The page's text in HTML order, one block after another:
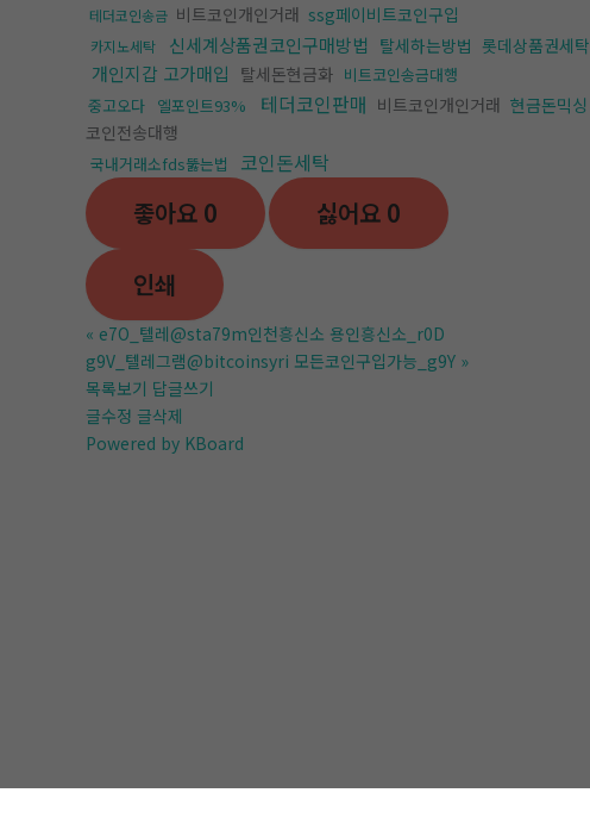
테더코인송금 비트코인개인거래 ssg페이비트코인구입
카지노세탁 신세계상품권코인구매방법 탈세하는방법 롯데상품권세탁
개인지갑 고가매입 탈세돈현금화 비트코인송금대행
중고오다 엘포인트93% 테더코인판매 비트코인개인거래 현금돈믹싱
코인전송대행
국내거래소fds뚫는법 코인돈세탁
좋아요 0 싫어요 0
인쇄
« e7O_텔레@sta79m인천흥신소 용인흥신소_r0D
g9V_텔레그램@bitcoinsyri 모든코인구입가능_g9Y »
목록보기 답글쓰기
글수정 글삭제
Powered by KBoard